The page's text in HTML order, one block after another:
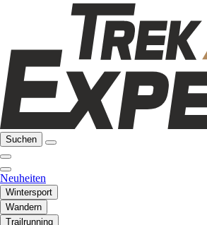
Suchen
Neuheiten
Wintersport
Wandern
Trailrunning